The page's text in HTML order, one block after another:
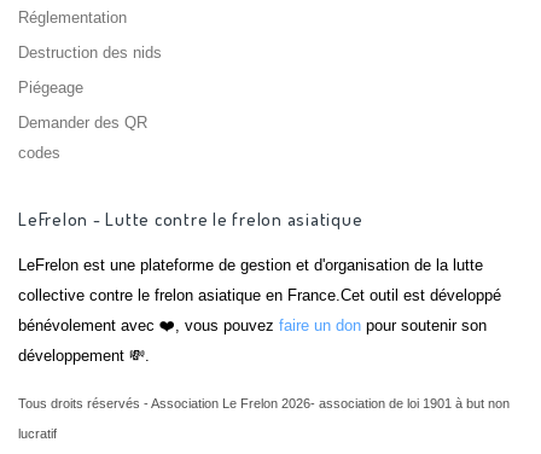
Réglementation
Destruction des nids
Piégeage
Demander des QR
codes
LeFrelon - Lutte contre le frelon asiatique
LeFrelon est une plateforme de gestion et d'organisation de la lutte
collective contre le frelon asiatique en France.Cet outil est développé
bénévolement avec ❤️, vous pouvez faire un don pour soutenir son
développement 💸.
Tous droits réservés - Association Le Frelon 2026- association de loi 1901 à but non
lucratif